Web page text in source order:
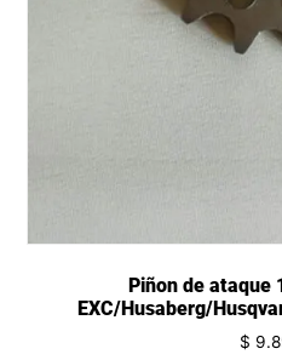
Piñon de ataque
EXC/Husaberg/
$